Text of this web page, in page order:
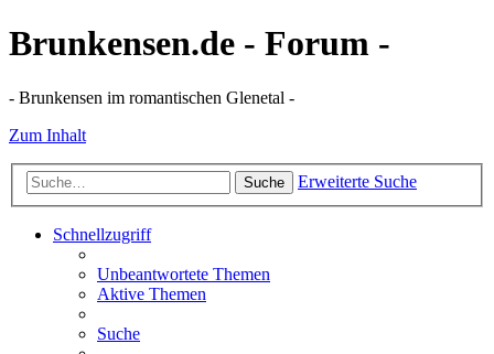
Brunkensen.de - Forum -
- Brunkensen im romantischen Glenetal -
Zum Inhalt
Suche Erweiterte Suche
Schnellzugriff
Unbeantwortete Themen
Aktive Themen
Suche